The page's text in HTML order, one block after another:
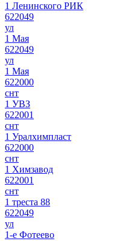
1 Ленинского РИК
622049
ул
1 Мая
622049
ул
1 Мая
622000
снт
1 УВЗ
622001
снт
1 Уралхимпласт
622000
снт
1 Химзавод
622001
снт
1 треста 88
622049
ул
1-е Фотеево